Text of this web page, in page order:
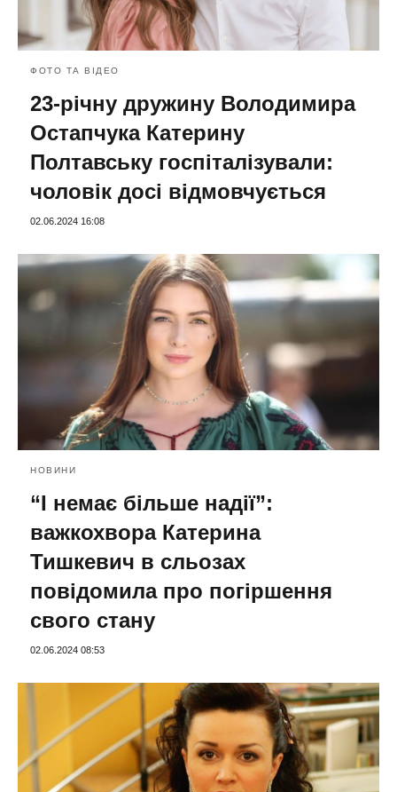
ФОТО ТА ВІДЕО
23-річну дружину Володимира
Остапчука Катерину
Полтавську госпіталізували:
чоловік досі відмовчується
02.06.2024 16:08
НОВИНИ
“І немає більше надії”:
важкохвора Катерина
Тишкевич в сльозах
повідомила про погіршення
свого стану
02.06.2024 08:53